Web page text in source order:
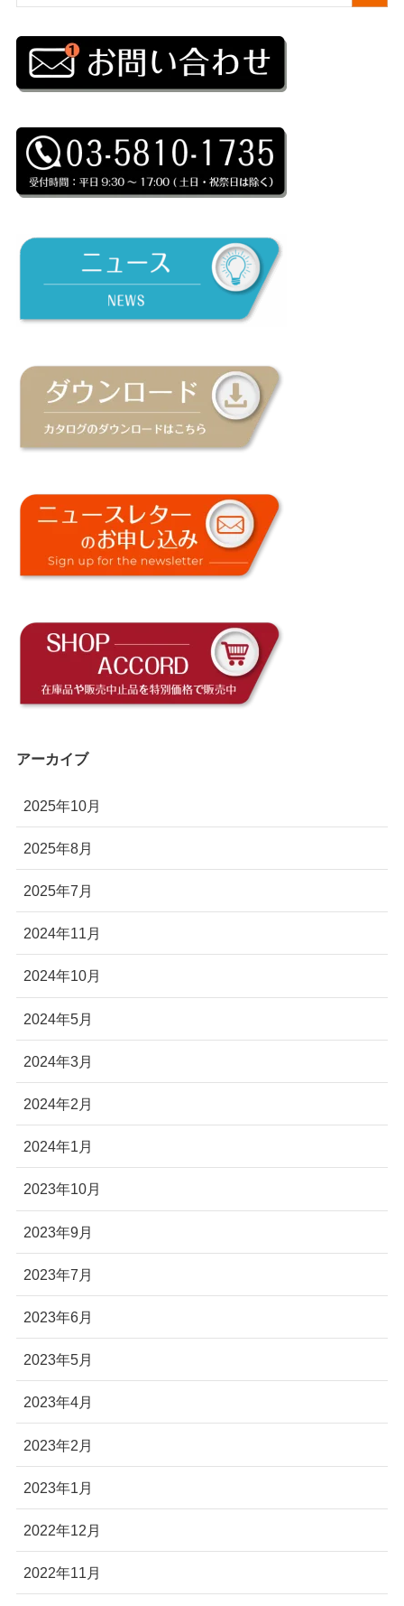
アーカイブ
2025年10月
2025年8月
2025年7月
2024年11月
2024年10月
2024年5月
2024年3月
2024年2月
2024年1月
2023年10月
2023年9月
2023年7月
2023年6月
2023年5月
2023年4月
2023年2月
2023年1月
2022年12月
2022年11月